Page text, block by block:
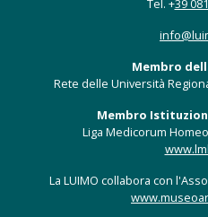
Tel. +39
Membro
Rete delle Università
Membro
Liga Medicorum
La LUIMO collabora con